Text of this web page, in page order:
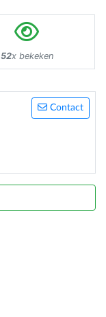
52x bekeken
Contact